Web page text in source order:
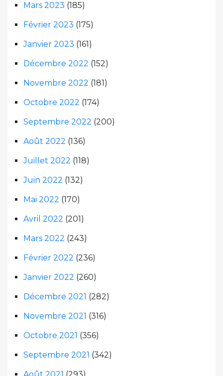
Mars 2023 (185)
Février 2023 (175)
Janvier 2023 (161)
Décembre 2022 (152)
Novembre 2022 (181)
Octobre 2022 (174)
Septembre 2022 (200)
Août 2022 (136)
Juillet 2022 (118)
Juin 2022 (132)
Mai 2022 (170)
Avril 2022 (201)
Mars 2022 (243)
Février 2022 (236)
Janvier 2022 (260)
Décembre 2021 (282)
Novembre 2021 (316)
Octobre 2021 (356)
Septembre 2021 (342)